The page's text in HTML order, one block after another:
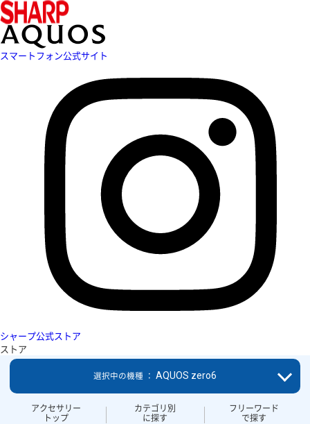
スマートフォン公式サイト
シャープ公式ストア
ストア
アクセサリー
トップ
カテゴリ別
に探す
フリーワード
で探す
選択中の機種 ： AQUOS zero6